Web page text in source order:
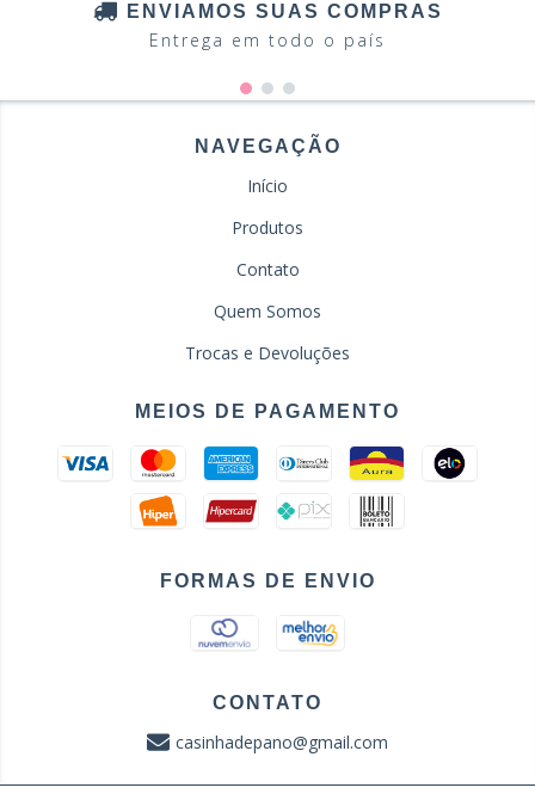
ENVIAMOS SUAS COMPRAS
Entrega em todo o país
NAVEGAÇÃO
Início
Produtos
Contato
Quem Somos
Trocas e Devoluções
MEIOS DE PAGAMENTO
FORMAS DE ENVIO
CONTATO
casinhadepano@gmail.com